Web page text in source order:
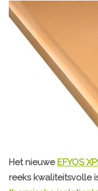
Het nieuwe EFYOS
reeks kwaliteitsvolle